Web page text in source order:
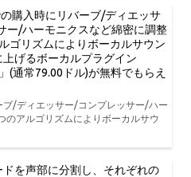
購入時にリバーブ/ディエッサ
ー/ハーモニクスなど綿密に調整
ゴリズムによりボーカルサウン
上げるボーカルプラグイン
(通常79.00ドル)が無料でもらえ
/ディエッサー/コンプレッサー/ハー
のアルゴリズムによりボーカルサウ
を声部に分割し、それぞれの